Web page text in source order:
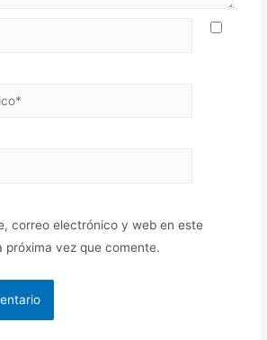
correo electrónico y web en este
próxima vez que comente.